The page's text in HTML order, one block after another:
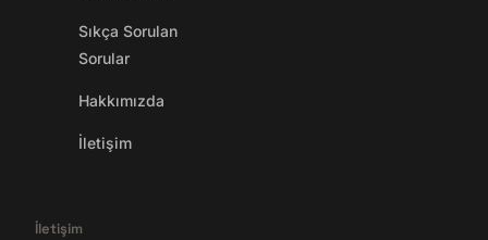
Sıkça Sorulan
Sorular
Hakkımızda
İletişim
İletişim